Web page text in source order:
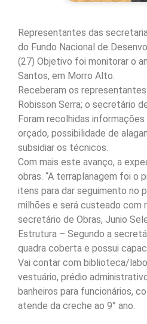
Representantes das
do Fundo Nacional de
(27) Objetivo foi monitorar o
Santos, em Morro Alto.
Receberam os
Robisson Serra; o secretário
Foram recolhidas
orçado, possibilidade de
subsidiar os técnicos.
Com mais este avanço, a
obras. “A terraplanagem foi o
itens para dar seguimento no
milhões e será custeado com
secretário de Obras, Junio
Estrutura – Segundo a
quadra coberta e possui
Vai contar com biblioteca/
vestuário, prédio
banheiros para funcionários,
atende da creche ao 9° ano.